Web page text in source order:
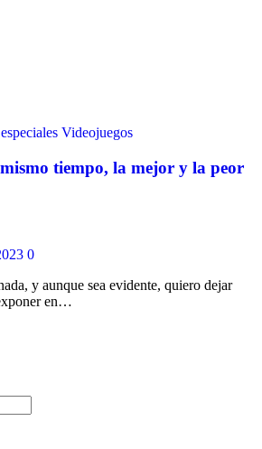
Videojuegos
tiempo, la mejor y la peor
0
y aunque sea evidente, quiero dejar
en…